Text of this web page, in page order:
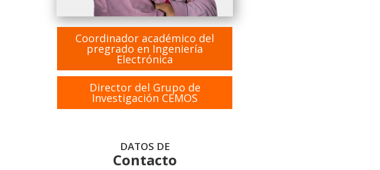
Coordinador académico del
pregrado en Ingeniería
Electrónica
Director del Grupo de
Investigación CEMOS
DATOS DE
Contacto